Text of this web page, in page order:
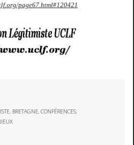
page67.html#120421
, BRETAGNE,CONFÉRENCES,